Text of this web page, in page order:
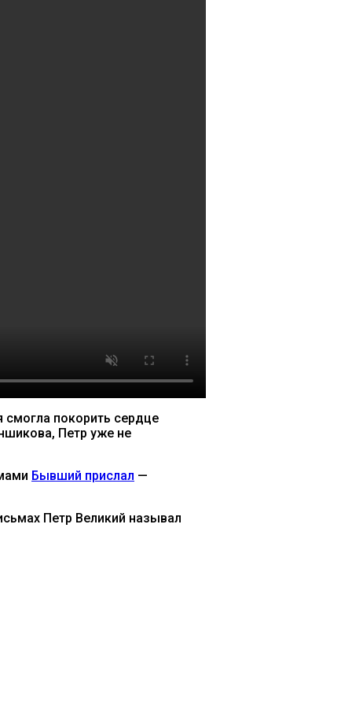
покорить сердце
Петр уже не
Бывший прислал —
Петр Великий называл